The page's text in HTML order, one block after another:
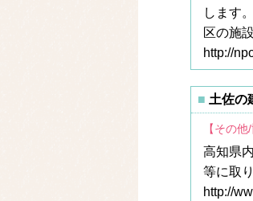
します
区の施
http://
土佐の
【その
高知県
等に取
http://